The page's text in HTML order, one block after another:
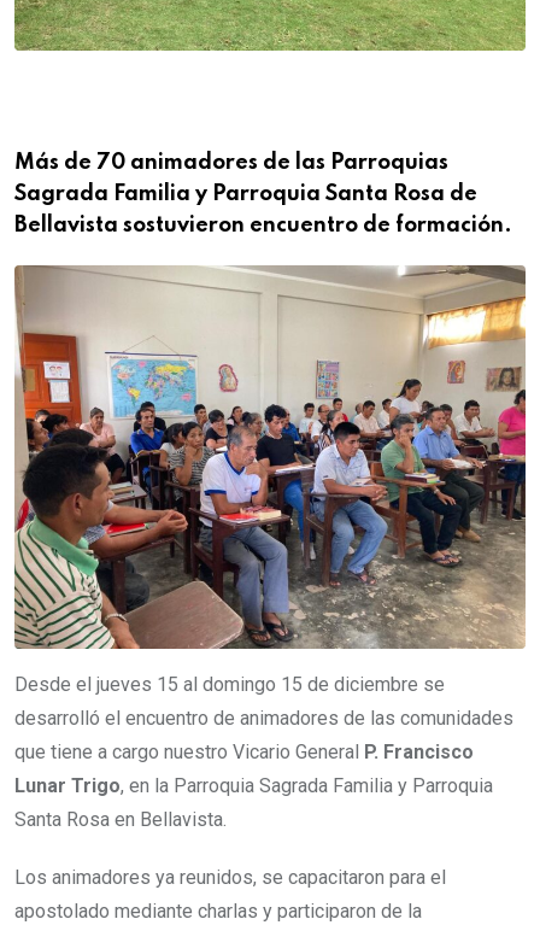
Más de 70 animadores de las Parroquias
Sagrada Familia y Parroquia Santa Rosa de
Bellavista sostuvieron encuentro de formación.
Desde el jueves 15 al domingo 15 de diciembre se
desarrolló el encuentro de animadores de las comunidades
que tiene a cargo nuestro Vicario General P. Francisco
Lunar Trigo, en la Parroquia Sagrada Familia y Parroquia
Santa Rosa en Bellavista.
Los animadores ya reunidos, se capacitaron para el
apostolado mediante charlas y participaron de la